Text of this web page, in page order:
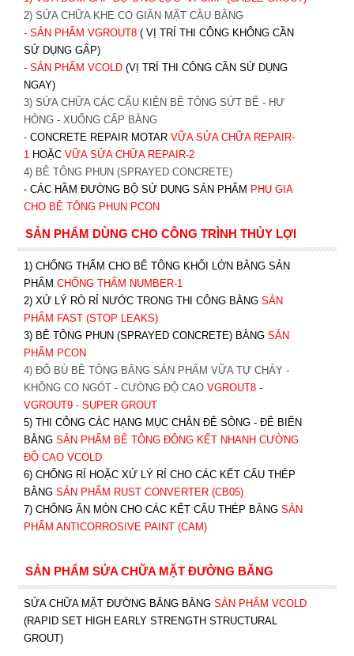
2) SỬA CHỮA KHE CO GIÃN MẶT CẦU BẰNG
- SẢN PHẨM VGROUT8 ( VỊ TRÍ THI CÔNG KHÔNG CẦN
SỬ DỤNG GẤP)
- SẢN PHẨM VCOLD (VỊ TRÍ THI CÔNG CẦN SỬ DỤNG
NGAY)
3) SỬA CHỮA CÁC CẤU KIỆN BÊ TÔNG SỨT BỂ - HƯ
HỎNG - XUỐNG CẤP BẰNG
- CONCRETE REPAIR MOTAR VỮA SỬA CHỮA REPAIR-
1 HOẶC VỮA SỬA CHỮA REPAIR-2
4) BÊ TÔNG PHUN (SPRAYED CONCRETE)
- CÁC HẦM ĐƯỜNG BỘ SỬ DỤNG SẢN PHẨM PHỤ GIA
CHO BÊ TÔNG PHUN PCON
SẢN PHẨM DÙNG CHO CÔNG TRÌNH THỦY LỢI
1) CHỐNG THẤM CHO BÊ TÔNG KHỐI LỚN BẰNG SẢN
PHẨM CHỐNG THẤM NUMBER-1
2) XỬ LÝ RÒ RỈ NƯỚC TRONG THI CÔNG BẰNG SẢN
PHẨM FAST (STOP LEAKS)
3) BÊ TÔNG PHUN (SPRAYED CONCRETE) BẰNG SẢN
PHẨM PCON
4) ĐỔ BÙ BÊ TÔNG BẰNG SẢN PHẨM VỮA TỰ CHẢY -
KHÔNG CO NGÓT - CƯỜNG ĐỘ CAO VGROUT8-
VGROUT9- SUPER GROUT
5) THI CÔNG CÁC HẠNG MỤC CHÂN ĐÊ SÔNG - ĐÊ BIỂN
BẰNG SẢN PHẨM BÊ TÔNG ĐÔNG KẾT NHANH CƯỜNG
ĐỘ CAO VCOLD
6) CHỐNG RỈ HOẶC XỬ LÝ RỈ CHO CÁC KẾT CẤU THÉP
BẰNG SẢN PHẨM RUST CONVERTER (CB05)
7) CHỐNG ĂN MÒN CHO CÁC KẾT CẤU THÉP BẰNG SẢN
PHẨM ANTICORROSIVE PAINT (CAM)
SẢN PHẨM SỬA CHỮA MẶT ĐƯỜNG BĂNG
SỬA CHỮA MẶT ĐƯỜNG BĂNG BẰNG SẢN PHẨM VCOLD
(RAPID SET HIGH EARLY STRENGTH STRUCTURAL
GROUT)